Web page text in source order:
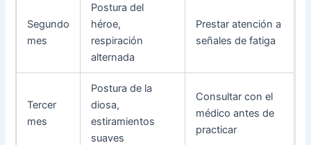
Segundo
mes
Postura del
héroe,
respiración
alternada
Prestar atención a
señales de fatiga
Tercer
mes
Postura de la
diosa,
estiramientos
suaves
Consultar con el
médico antes de
practicar